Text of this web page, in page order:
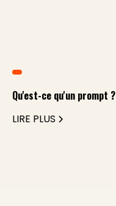
Qu'est-ce qu'un prompt ?
LIRE PLUS